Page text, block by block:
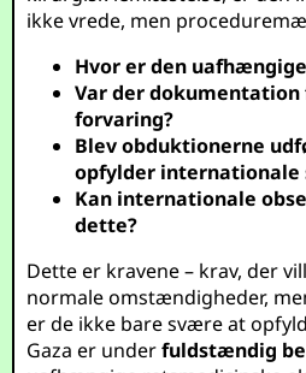
ikke vrede, men
Hvor er den
Var der
forvaring?
Blev obduktionerne
opfylder internationale
Kan internationale
dette?
Dette er kravene – krav, der
normale omstændigheder,
er de ikke bare svære at
Gaza er underfuldstændig